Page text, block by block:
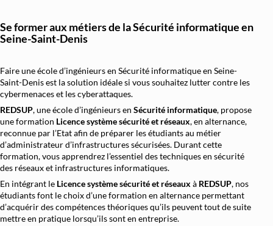
Se former aux métiers de la Sécurité informatique en
Seine-Saint-Denis
Faire une école d’ingénieurs en Sécurité informatique en Seine-
Saint-Denis est la solution idéale si vous souhaitez lutter contre les
cybermenaces et les cyberattaques.
REDSUP, une école d’ingénieurs en Sécurité informatique, propose
une formation Licence système sécurité et réseaux, en alternance,
reconnue par l’Etat afin de préparer les étudiants au métier
d’administrateur d’infrastructures sécurisées. Durant cette
formation, vous apprendrez l’essentiel des techniques en sécurité
des réseaux et infrastructures informatiques.
En intégrant le Licence système sécurité et réseaux à REDSUP, nos
étudiants font le choix d’une formation en alternance permettant
d’acquérir des compétences théoriques qu’ils peuvent tout de suite
mettre en pratique lorsqu’ils sont en entreprise.